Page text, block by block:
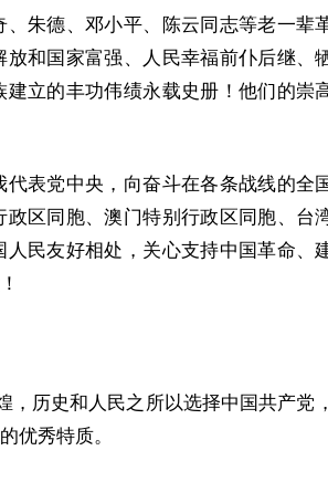
朱德、邓小平、陈云同志等老一辈
和国家富强、人民幸福前仆后继、
立的丰功伟绩永载史册！他们的崇
表党中央，向奋斗在各条战线的全
区同胞、澳门特别行政区同胞、台
民友好相处，关心支持中国革命、
历史和人民之所以选择中国共产党，
优秀特质。